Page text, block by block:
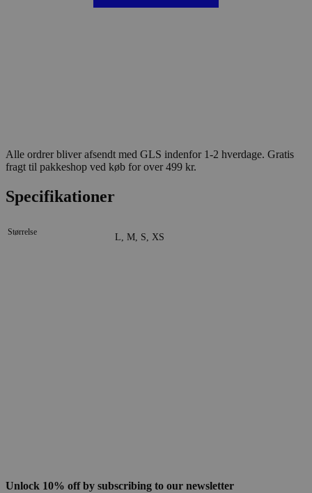
Alle ordrer bliver afsendt med GLS indenfor 1-2 hverdage. Gratis
fragt til pakkeshop ved køb for over 499 kr.
Specifikationer
Størrelse L, M, S, XS
Unlock 10% off by subscribing to our newsletter